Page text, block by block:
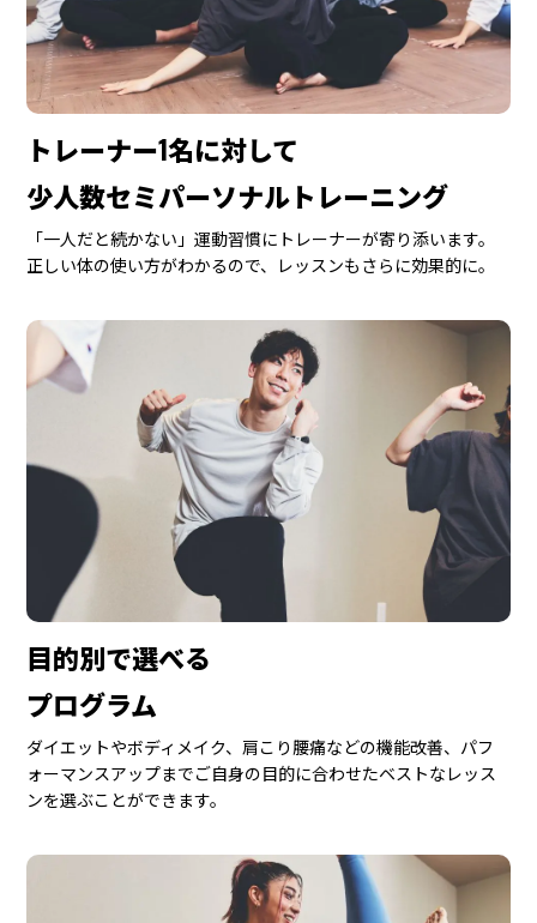
トレーナー1名に対して
少人数セミパーソナルトレーニング
「一人だと続かない」運動習慣にトレーナーが寄り添います。
正しい体の使い方がわかるので、レッスンもさらに効果的に。
目的別で選べる
プログラム
ダイエットやボディメイク、肩こり腰痛などの機能改善、パフ
ォーマンスアップまでご自身の目的に合わせたベストなレッス
ンを選ぶことができます。